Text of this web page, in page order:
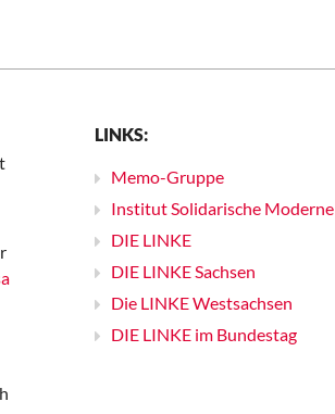
LINKS:
Memo-Gruppe
Institut Solidarische Moderne
DIE LINKE
DIE LINKE Sachsen
Die LINKE Westsachsen
DIE LINKE im Bundestag